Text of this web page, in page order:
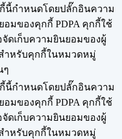
นี้กำหนดโดยปลั๊กอินความ
อมของคุกกี้ PDPA คุกกี้ใช้
จัดเก็บความยินยอมของผู้
ำหรับคุกกี้ในหมวดหมู่
ๆ
นี้กำหนดโดยปลั๊กอินความ
อมของคุกกี้ PDPA คุกกี้ใช้
จัดเก็บความยินยอมของผู้
ำหรับคุกกี้ในหมวดหมู่